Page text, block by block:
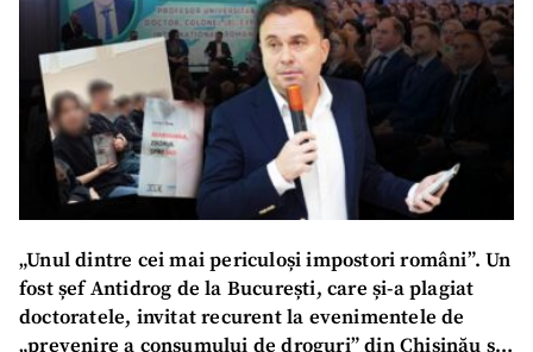
„Unul dintre cei mai periculoși impostori români”. Un
fost șef Antidrog de la București, care și-a plagiat
doctoratele, invitat recurent la evenimentele de
„prevenire a consumului de droguri” din Chișinău și